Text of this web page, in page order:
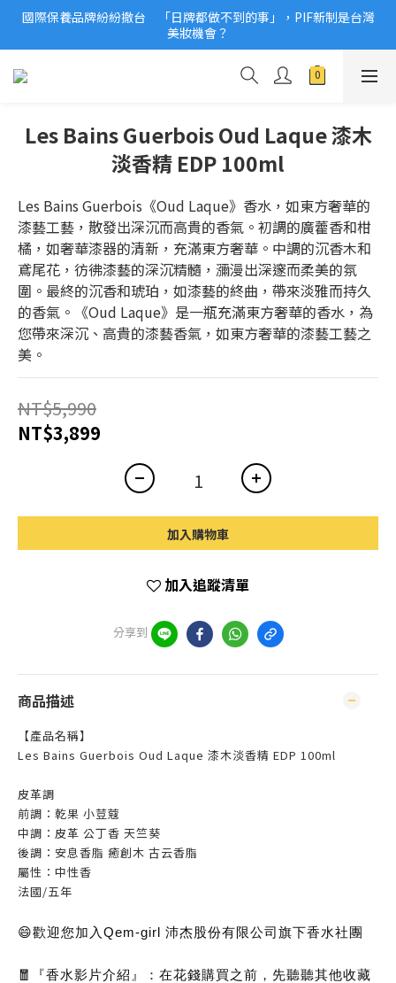
2026美妝小樣、試用品變少？PIF化妝品身分證7月上路！消費者
必懂5觀念
國際保養品牌紛紛撤台　「日牌都做不到的事」，PIF新制是台灣
美妝機會？
2026美妝小樣、試用品變少？PIF化妝品身分證7月上路！消費者
Les Bains Guerbois Oud Laque 漆木
淡香精 EDP 100ml
Les Bains Guerbois《Oud Laque》香水，如東方奢華的
漆藝工藝，散發出深沉而高貴的香氣。初調的廣藿香和柑
橘，如奢華漆器的清新，充滿東方奢華。中調的沉香木和
鳶尾花，彷彿漆藝的深沉精髓，瀰漫出深邃而柔美的氛
圍。最終的沉香和琥珀，如漆藝的終曲，帶來淡雅而持久
的香氣。《Oud Laque》是一瓶充滿東方奢華的香水，為
您帶來深沉、高貴的漆藝香氣，如東方奢華的漆藝工藝之
美。
NT$5,990
NT$3,899
加入購物車
加入追蹤清單
分享到
商品描述
【產品名稱】
Les Bains Guerbois Oud Laque 漆木淡香精 EDP 100ml
皮革調
前調：乾果 小荳蔻
中調：皮革 公丁香 天竺葵
後調：安息香脂 癒創木 古云香脂
屬性：中性香
法國/五年
😄歡迎您加入Qem-girl 沛杰股份有限公司旗下香水社團
🧧『香水影片介紹』：在花錢購買之前，先聽聽其他收藏